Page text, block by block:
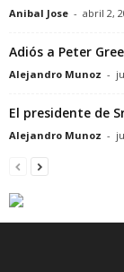
Anibal Jose - abril 2,
Adiós a Peter
Alejandro Munoz -
El presidente de
Alejandro Munoz -